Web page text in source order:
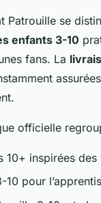
Patrouille se
enfants 3-10
fans. La
officielle
10+ inspirées
pour